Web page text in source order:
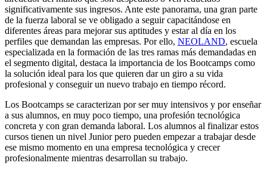
significativamente sus ingresos. Ante este panorama, una gran parte
de la fuerza laboral se ve obligado a seguir capacitándose en
diferentes áreas para mejorar sus aptitudes y estar al día en los
perfiles que demandan las empresas. Por ello, NEOLAND, escuela
especializada en la formación de las tres ramas más demandadas en
el segmento digital, destaca la importancia de los Bootcamps como
la solución ideal para los que quieren dar un giro a su vida
profesional y conseguir un nuevo trabajo en tiempo récord.
Los Bootcamps se caracterizan por ser muy intensivos y por enseñar
a sus alumnos, en muy poco tiempo, una profesión tecnológica
concreta y con gran demanda laboral. Los alumnos al finalizar estos
cursos tienen un nivel Junior pero pueden empezar a trabajar desde
ese mismo momento en una empresa tecnológica y crecer
profesionalmente mientras desarrollan su trabajo.